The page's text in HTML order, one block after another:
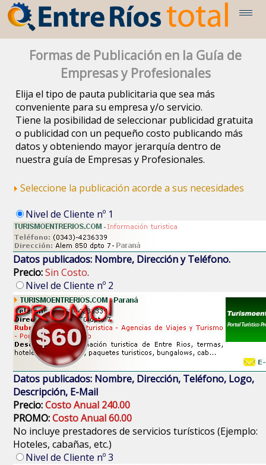
Formas de Publicación en la Guía de
Empresas y Profesionales
Elija el tipo de pauta publicitaria que sea más
conveniente para su empresa y/o servicio.
Tiene la posibilidad de seleccionar publicidad gratuita
o publicidad con un pequeño costo publicando más
datos y obteniendo mayor jerarquía dentro de
nuestra guía de Empresas y Profesionales.
Seleccione la publicación acorde a sus necesidades
Nivel de Cliente nº 1
Datos publicados: Nombre, Dirección y Teléfono.
Precio:Sin Costo.
Nivel de Cliente nº 2
Datos publicados: Nombre, Dirección, Teléfono, Logo,
Descripción, E-Mail
Precio:Costo Anual 240.00
PROMO:Costo Anual 60.00
No incluye prestadores de servicios turísticos (Ejemplo:
Hoteles, cabañas, etc.)
Nivel de Cliente nº 3